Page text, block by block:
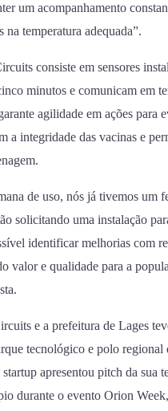
um acompanhamento
na temperatura adequada”.
consiste em sensores
minutos e comunicam em
agilidade em ações para
a integridade das vacinas e
de uso, nós já tivemos um
solicitando uma instalação
identificar melhorias com
valor e qualidade para a
e a prefeitura de Lages
tecnológico e polo
apresentou pitch da sua
durante o evento Orion